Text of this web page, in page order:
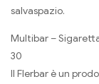
salvaspazio.
Multibar –
30
Il Flerbar è un